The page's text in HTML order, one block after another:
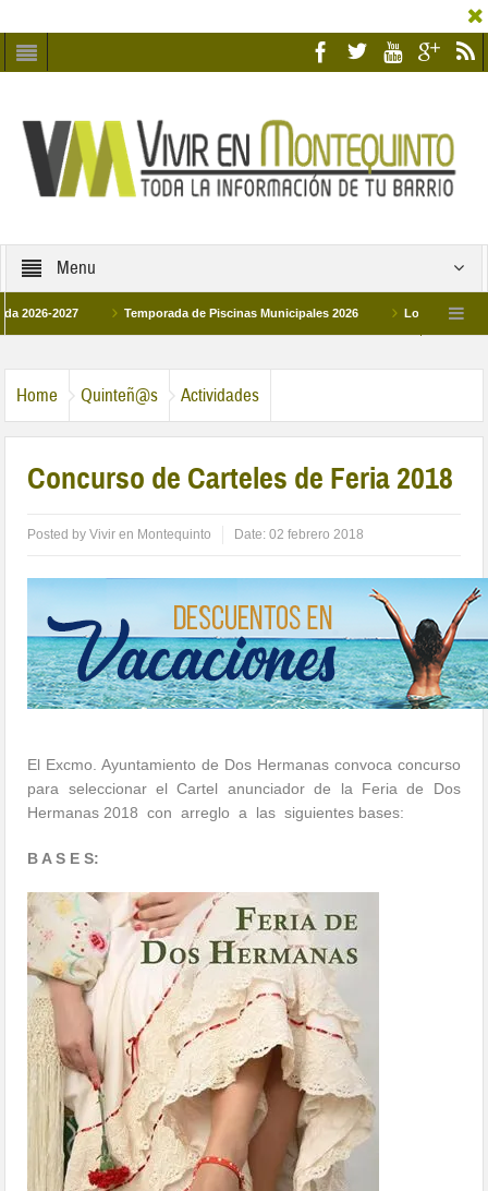
Menu
Temporada de Piscinas Municipales 2026 Los Campus de
Home Quinteñ@s Actividades
Concurso de Carteles de Feria 2018
Posted byVivir en Montequinto Date:02 febrero 2018
El Excmo. Ayuntamiento de Dos Hermanas convoca concurso
para seleccionar el Cartel anunciador de la Feria de Dos
Hermanas 2018 con arreglo a las siguientes bases:
B A S E S: